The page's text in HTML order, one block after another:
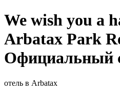
We wish you a
Arbatax Park
Официальный
отель в Arbatax